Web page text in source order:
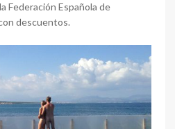
Federación Española de
descuentos.